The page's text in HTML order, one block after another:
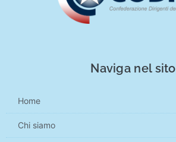
Naviga nel sito
Home
Chi siamo